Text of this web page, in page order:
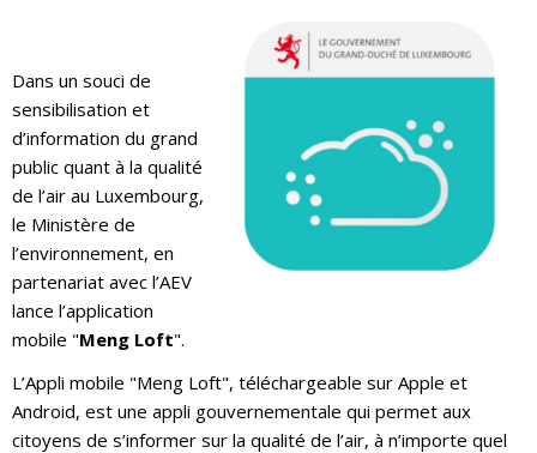
Dans un souci de
sensibilisation et
d’information du grand
public quant à la qualité
de l’air au Luxembourg,
le Ministère de
l’environnement, en
partenariat avec l’AEV
lance l’application
mobile "Meng Loft".
L’Appli mobile "Meng Loft", téléchargeable sur Apple et
Android, est une appli gouvernementale qui permet aux
citoyens de s’informer sur la qualité de l’air, à n’importe quel